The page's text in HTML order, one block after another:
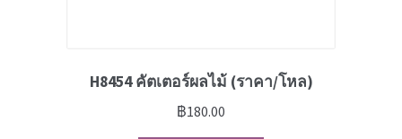
H8454 คัตเตอร์ผลไม้ (ราคา/โหล)
฿180.00